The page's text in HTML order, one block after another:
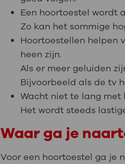
Een hoortoestel wordt
Zo kan het sommige
Hoortoestellen helpen
heen zijn.
Als er meer geluiden
Bijvoorbeeld als de tv
Wacht niet te lang
Het wordt steeds
Waar ga je
Voor een hoortoestel ga je